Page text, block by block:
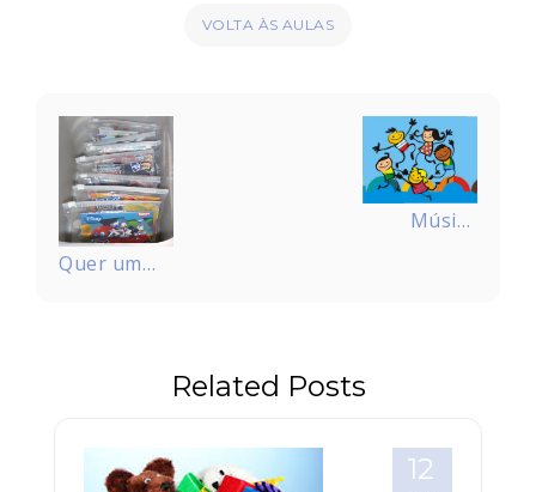
VOLTA ÀS AULAS
Navegação
de
Post
Quer uma
Música
Related Posts
12